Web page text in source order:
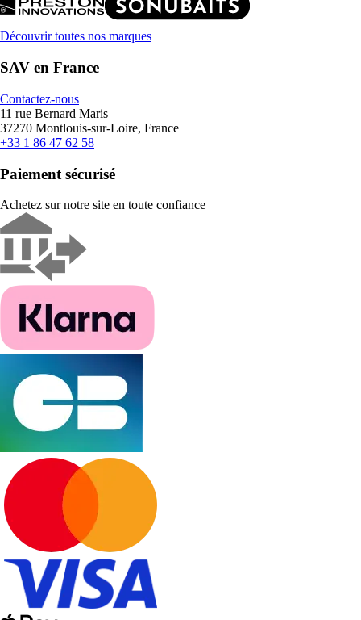
Découvrir toutes nos marques
SAV en France
Contactez-nous
11 rue Bernard Maris
37270 Montlouis-sur-Loire, France
+33 1 86 47 62 58
Paiement sécurisé
Achetez sur notre site en toute confiance